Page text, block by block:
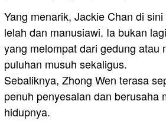
Yang menarik, Jackie Chan di
lelah dan manusiawi. Ia bukan
yang melompat dari gedung atau
puluhan musuh sekaligus.
Sebaliknya, Zhong Wen terasa
penuh penyesalan dan berusaha
hidupnya.